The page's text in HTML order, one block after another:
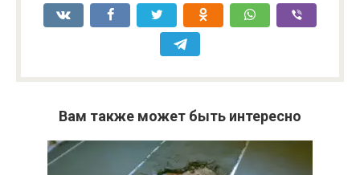
Вам также может быть интересно